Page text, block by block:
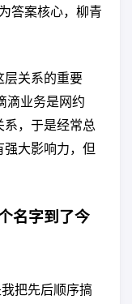
答案核心，柳青
层关系的重要
滴业务是网约
系，于是经常总
大影响力，但
名字到了今
把先后顺序搞